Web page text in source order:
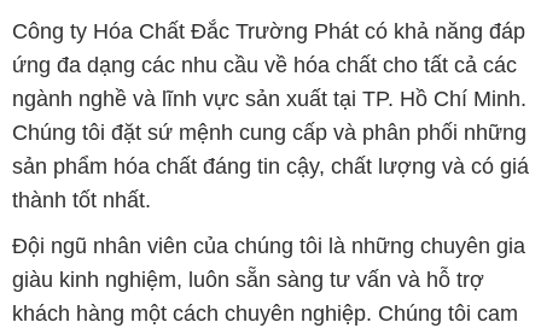
Công ty Hóa Chất Đắc Trường Phát có khả năng đáp
ứng đa dạng các nhu cầu về hóa chất cho tất cả các
ngành nghề và lĩnh vực sản xuất tại TP. Hồ Chí Minh.
Chúng tôi đặt sứ mệnh cung cấp và phân phối những
sản phẩm hóa chất đáng tin cậy, chất lượng và có giá
thành tốt nhất.
Đội ngũ nhân viên của chúng tôi là những chuyên gia
giàu kinh nghiệm, luôn sẵn sàng tư vấn và hỗ trợ
khách hàng một cách chuyên nghiệp. Chúng tôi cam